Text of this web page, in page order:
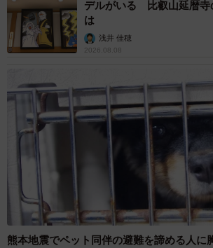
デルがいる 比叡山延暦寺
は
浅井 佳穂
2026.08.08
熊本地震でペット同伴の避難を諦める人